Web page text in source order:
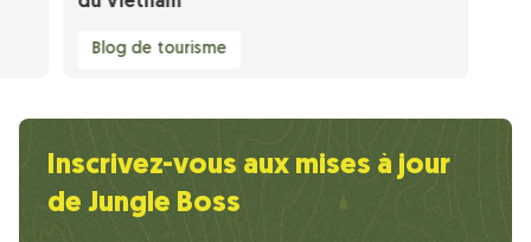
Blog de tourisme
Inscrivez-vous aux mises à jour
de Jungle Boss